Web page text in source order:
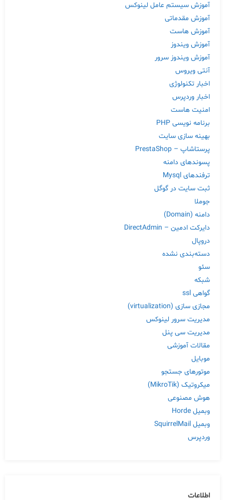
آموزش سیستم عامل لینوکس
آموزش مقدماتی
آموزش هاست
آموزش ویندوز
آموزش ویندوز سرور
آنتی ویروس
اخبار تکنولوژی
اخبار وردپرس
امنیت هاست
برنامه نویسی PHP
بهینه سازی سایت
پرستاشاپ – PrestaShop
پسوندهای دامنه
ترفندهای Mysql
ثبت سایت در گوگل
جوملا
دامنه (Domain)
دایرکت ادمین – DirectAdmin
دروپال
دسته‌بندی نشده
سئو
شبکه
گواهی ssl
مجازی سازی (virtualization)
مدیریت سرور لینوکس
مدیریت سی پنل
مقالات آموزشی
موبایل
موتورهای جستجو
میکروتیک (MikroTik)
هوش مصنوعی
وبمیل Horde
وبمیل SquirrelMail
وردپرس
اطلاعات